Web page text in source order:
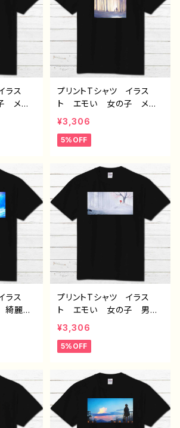
ラス
メン
ゃ
す
ータ
ン コ
に還る
プリントTシャツ イラス
ト エモい 女の子 メン
ズ レディース おしゃ
れ 黒 個性的 おすす
め 人気 イラストレータ
半袖シャツ デザイン コ
ラボ タイトル：消えてしま
わないように 作：アナ F
¥3,306
5%OFF
ラス
綺麗
女の
ズ レ
れ 黒
絵師
ジナル
袖シャ
ボ タ
場所
プリントTシャツ イラス
ト エモい 女の子 男の
子 メンズ レディース
おしゃれ 黒 個性的 お
すすめ 人気 イラストレ
ツ デザイン コラボ オ
リジナル デザイン グッ
ズ タイトル：斑雪 作：ア
ナ F-5
¥3,306
5%OFF